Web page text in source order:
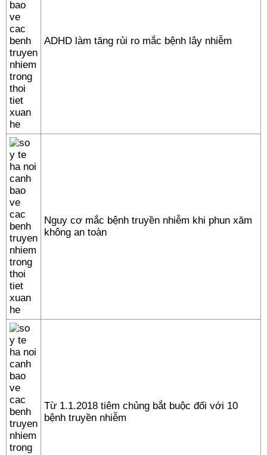
ADHD làm tăng rủi ro mắc bệnh lây nhiễm
Nguy cơ mắc bệnh truyền nhiễm khi phun xăm
không an toàn
Từ 1.1.2018 tiêm chủng bắt buộc đối với 10
bệnh truyền nhiễm